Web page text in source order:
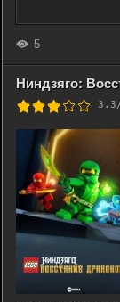
5
Ниндзяго: